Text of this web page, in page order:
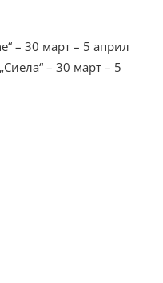
– 30 март – 5 април
– 30 март – 5